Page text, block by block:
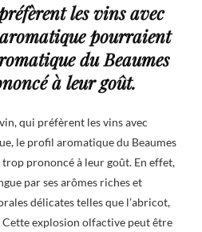
les vins avec
pourraient
du Beaumes
à leur goût.
qui préfèrent les vins avec
le profil aromatique du Beaumes
prononcé à leur goût. En effet,
par ses arômes riches et
délicates telles que l’abricot,
Cette explosion olfactive peut être